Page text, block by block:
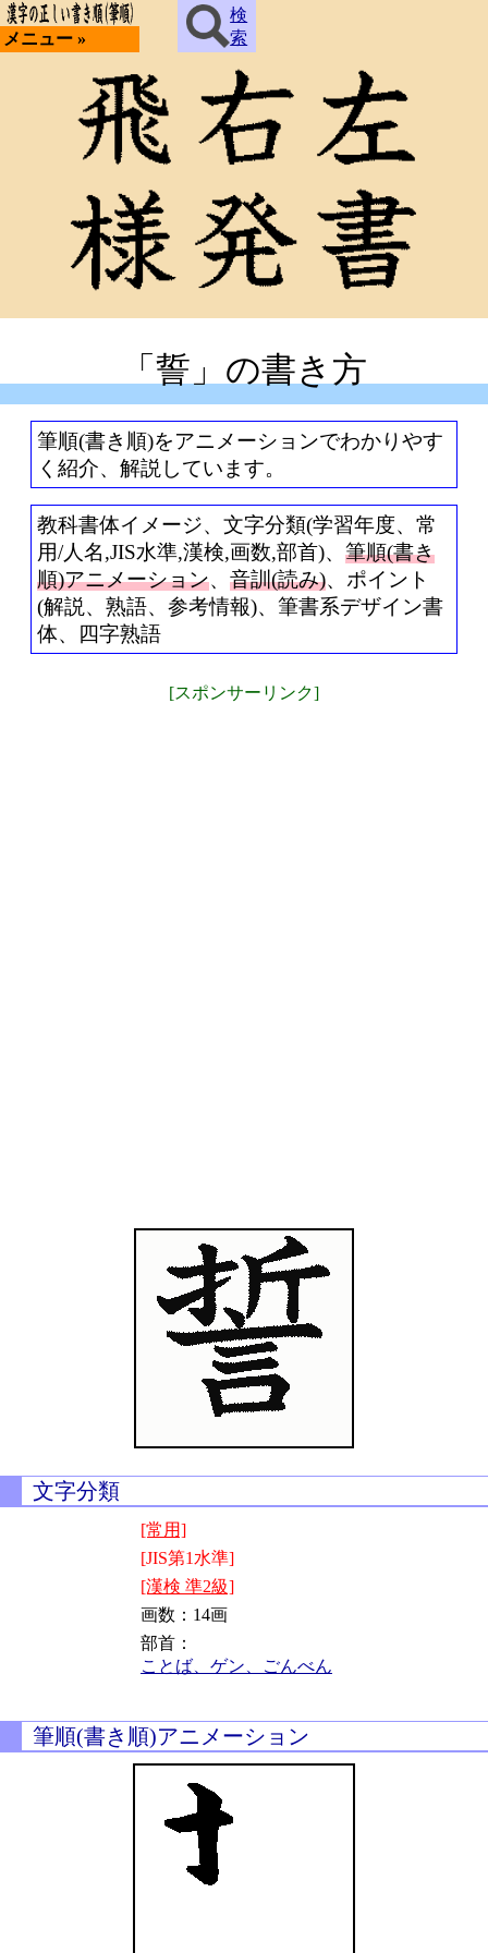
メニュー »
検
索
「誓」の書き方
筆順(書き順)をアニメーションでわかりやす
く紹介、解説しています。
教科書体イメージ、文字分類(学習年度、常
用/人名,JIS水準,漢検,画数,部首)、 筆順(書き
順)アニメーション、 音訓(読み)、ポイント
(解説、熟語、参考情報)、筆書系デザイン書
体、四字熟語
[スポンサーリンク]
文字分類
[常用]
[JIS第1水準]
[漢検 準2級]
画数：14画
部首：
ことば、ゲン、ごんべん
筆順(書き順)アニメーション